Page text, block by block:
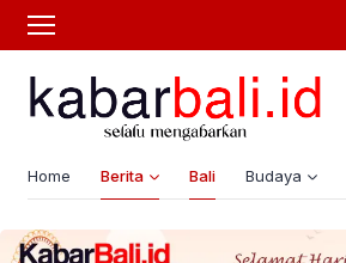
Home Berita Bali Budaya